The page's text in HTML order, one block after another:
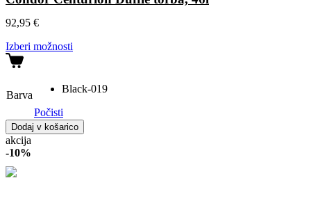
92,95 €
Izberi možnosti
Barva
Black-019
Počisti
Condor
Centurion
Duffle
46l
Dodaj v košarico
akcija
-10%